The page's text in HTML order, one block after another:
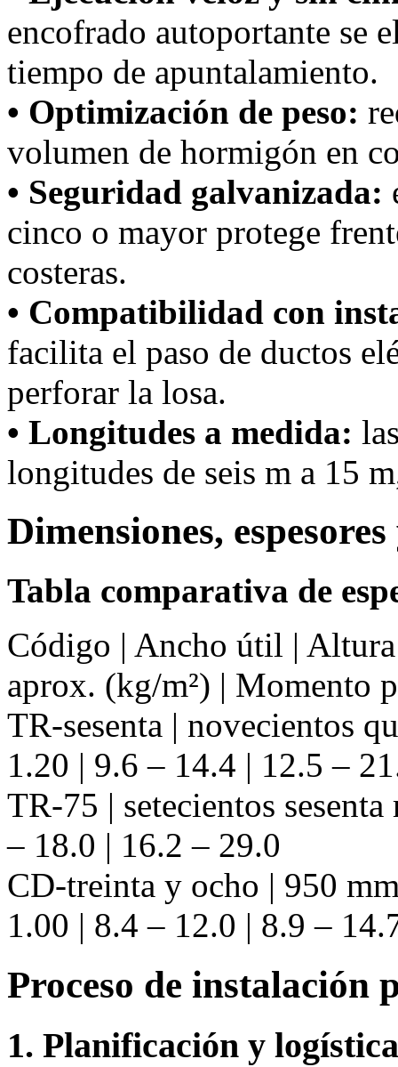
encofrado autoportante se
tiempo de apuntalamiento.
• Optimización de peso:
volumen de hormigón en
• Seguridad galvanizada:
cinco o mayor protege
costeras.
• Compatibilidad con
facilita el paso de ductos
perforar la losa.
• Longitudes a medida:
longitudes de seis m a 15
Dimensiones,
Tabla comparativa de
Código | Ancho útil |
aprox. (kg/m²) | Momento
TR-sesenta | novecientos
1.20 | 9.6 – 14.4 | 12.5 –
TR-75 | setecientos
– 18.0 | 16.2 – 29.0
CD-treinta y ocho | 950
1.00 | 8.4 – 12.0 | 8.9 –
Proceso de instalación
1. Planificación y